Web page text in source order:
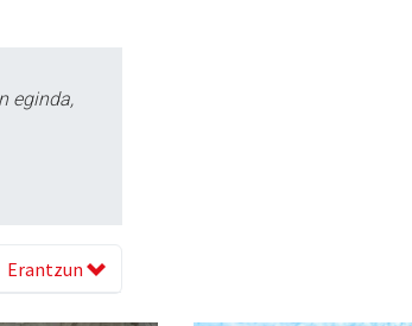
eginda,
Erantzun